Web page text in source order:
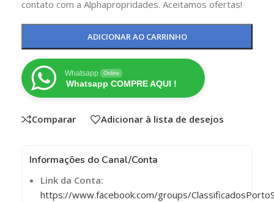
contato com a Alphapropridades. Aceitamos ofertas!
ADICIONAR AO CARRINHO
Whatsapp Online
Whatsapp COMPRE AQUI !
Comparar Adicionar à lista de desejos
Informações do Canal/Conta
Link da Conta:
https://www.facebook.com/groups/